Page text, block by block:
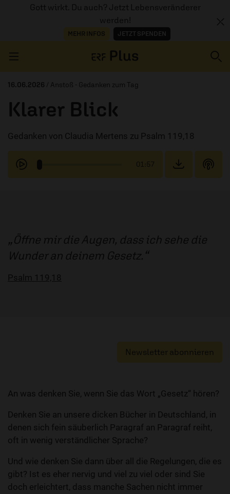
Gott wirkt. Du auch? Jetzt Lebensveränderer
werden!
MEHR INFOS JETZT SPENDEN
AUDIOTHEK
PROGRAMM
16.06.2026 / Anstoß - Gedanken zum Tag
Klarer Blick
Gedanken von Claudia Mertens zu Psalm 119,18
01:57
Öffne mir die Augen, dass ich sehe die
Wunder an deinem Gesetz.
Psalm 119,18
Newsletter abonnieren
An was denken Sie, wenn Sie das Wort „Gesetz“ hören?
Denken Sie an unsere dicken Bücher in Deutschland, in
denen sich fein säuberlich Paragraf an Paragraf reiht,
oft in wenig verständlicher Sprache?
Und wie denken Sie dann über all die Regelungen, die es
gibt? Ist es eher nervig und viel zu viel oder sind Sie
doch erleichtert, dass manche Sachen nicht immer